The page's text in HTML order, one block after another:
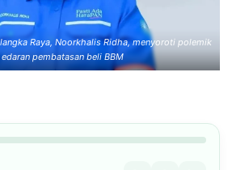
Raya, Noorkhalis Ridha, menyoroti polemik
pembatasan beli BBM